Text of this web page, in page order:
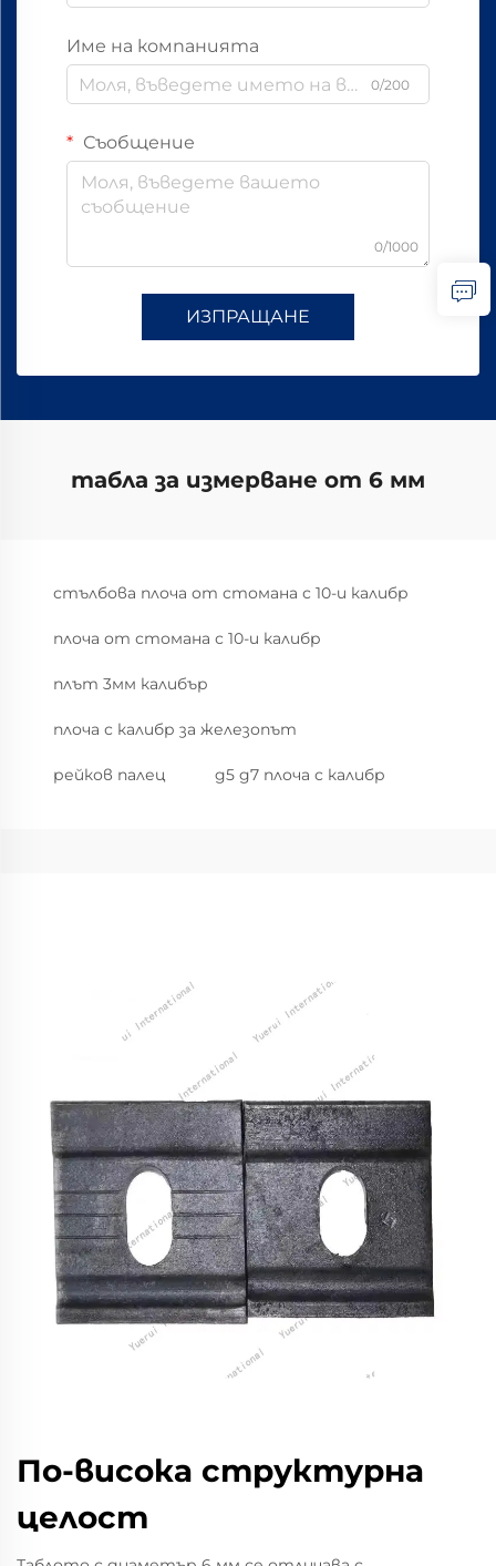
Име на компанията
0/200
Съобщение
0/1000
ИЗПРАЩАНЕ
табла за измерване от 6 мм
стълбова плоча от стомана с 10-и калибр
плоча от стомана с 10-и калибр
плът 3мм калибър
плоча с калибр за железопът
рейков палец g5 g7 плоча с калибр
По-висока структурна
целост